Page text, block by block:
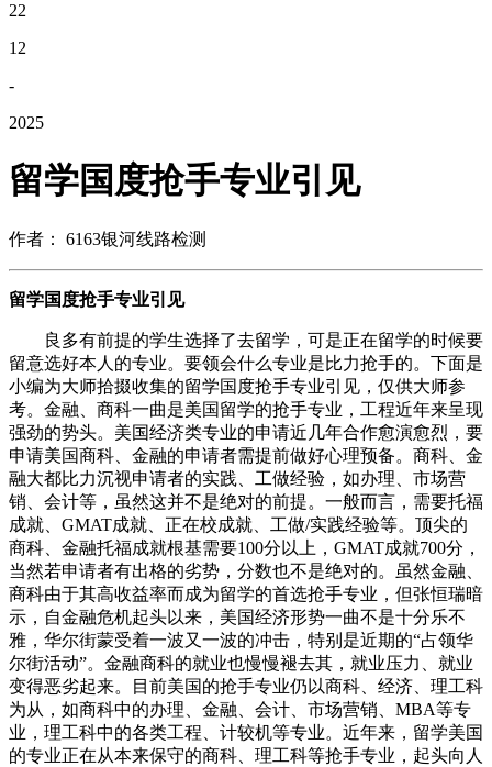
22
12
-
2025
留学国度抢手专业引见
作者： 6163银河线路检测
留学国度抢手专业引见
良多有前提的学生选择了去留学，可是正在留学的时候要
留意选好本人的专业。要领会什么专业是比力抢手的。下面是
小编为大师拾掇收集的留学国度抢手专业引见，仅供大师参
考。金融、商科一曲是美国留学的抢手专业，工程近年来呈现
强劲的势头。美国经济类专业的申请近几年合作愈演愈烈，要
申请美国商科、金融的申请者需提前做好心理预备。商科、金
融大都比力沉视申请者的实践、工做经验，如办理、市场营
销、会计等，虽然这并不是绝对的前提。一般而言，需要托福
成就、GMAT成就、正在校成就、工做/实践经验等。顶尖的
商科、金融托福成就根基需要100分以上，GMAT成就700分，
当然若申请者有出格的劣势，分数也不是绝对的。虽然金融、
商科由于其高收益率而成为留学的首选抢手专业，但张恒瑞暗
示，自金融危机起头以来，美国经济形势一曲不是十分乐不
雅，华尔街蒙受着一波又一波的冲击，特别是近期的“占领华
尔街活动”。金融商科的就业也慢慢褪去其，就业压力、就业
变得恶劣起来。目前美国的抢手专业仍以商科、经济、理工科
为从，如商科中的办理、金融、会计、市场营销、MBA等专
业，理工科中的各类工程、计较机等专业。近年来，留学美国
的专业正在从本来保守的商科、理工科等抢手专业，起头向人